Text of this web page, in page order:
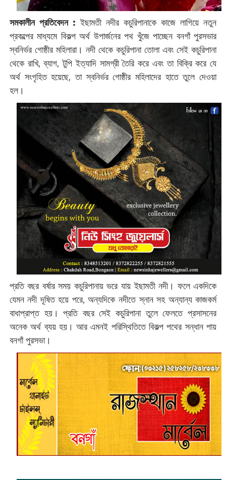
সমকালীন প্রতিবেদন : ইছামতী নদীর কচুরিপানাকে কাজে লাগিয়ে নতুন
প্রকল্পের মাধ্যমে বিকল্প অর্থ উপার্জনের পথ খুঁজে পাচ্ছেন বনগাঁ পুরসভার
স্বনির্ভর গোষ্ঠীর মহিলারা। নদী থেকে কচুরিপানা তোলা এবং সেই কচুরিপানা
থেকে রাখি, ব্যাগ, টুপি ইত্যাদি সামগ্রী তৈরি করে এবং তা বিক্রি করে যে
অর্থ সংগৃহিত হয়েছে, তা স্বনির্ভর গোষ্ঠীর মহিলাদের হাতে তুলে দেওয়া
হল।
প্রতি বছর বর্ষার সময় কচুরিপানায় ভরে যায় ইছামতী নদী। ফলে একদিকে
যেমন নদী দূষিত হয়ে পরে, অন্যদিকে নদীতে স্নান সহ অন্যান্য কাজকর্ম
বাধাপ্রাপ্ত হয়। প্রতি বছর সেই কচুরিপানা তুলে ফেলতে প্রসাসনের
অনেক অর্থ ব্যয় হয়। আর এমনই পরিস্থিতিতে বিকল্প পথের সন্ধান পায়
বনগাঁ পুরসভা।